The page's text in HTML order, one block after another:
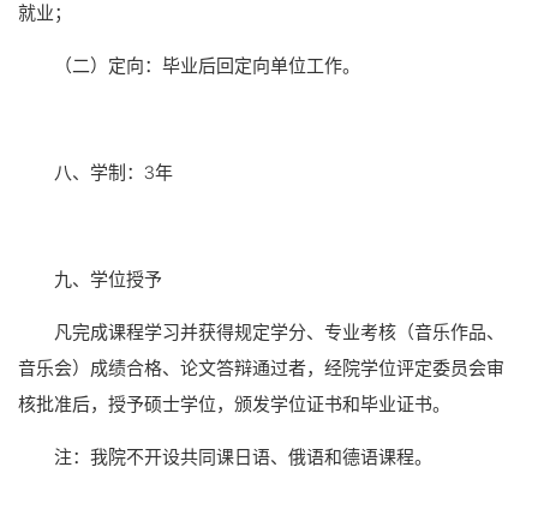
就业；
（二）定向：毕业后回定向单位工作。
八、学制：3年
九、学位授予
凡完成课程学习并获得规定学分、专业考核（音乐作品、
音乐会）成绩合格、论文答辩通过者，经院学位评定委员会审
核批准后，授予硕士学位，颁发学位证书和毕业证书。
注：我院不开设共同课日语、俄语和德语课程。